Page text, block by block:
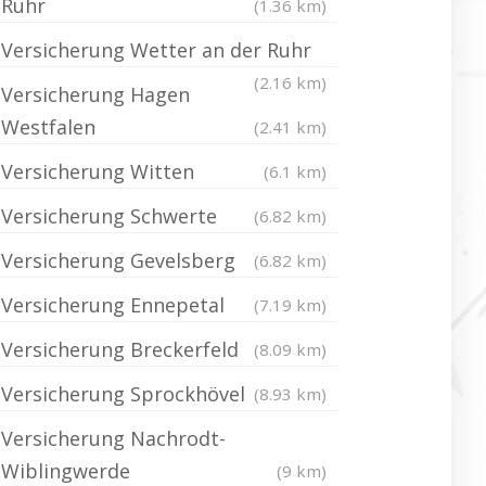
Ruhr
(1.36 km)
Versicherung Wetter an der Ruhr
(2.16 km)
Versicherung Hagen
Westfalen
(2.41 km)
Versicherung Witten (6.1 km)
Versicherung Schwerte (6.82 km)
Versicherung Gevelsberg (6.82 km)
Versicherung Ennepetal (7.19 km)
Versicherung Breckerfeld (8.09 km)
Versicherung Sprockhövel (8.93 km)
Versicherung Nachrodt-
Wiblingwerde
(9 km)